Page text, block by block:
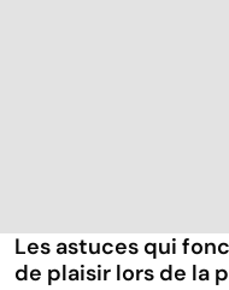
Les astuces qui
de plaisir lors de la